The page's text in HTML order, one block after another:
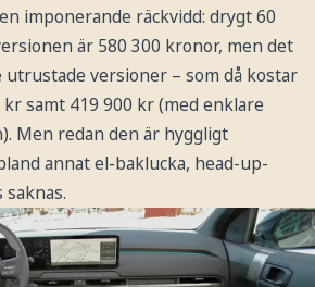
imponerande räckvidd: drygt 60
är 580 300 kronor, men det
utrustade versioner – som då kostar
kr samt 419 900 kr (med enklare
Men redan den är hyggligt
annat el-baklucka, head-up-
saknas.